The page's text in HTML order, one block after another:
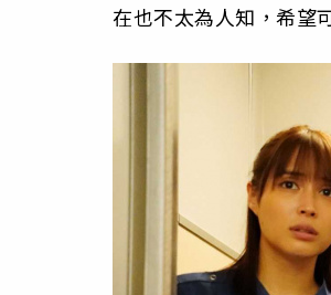
在也不太為人知，希望